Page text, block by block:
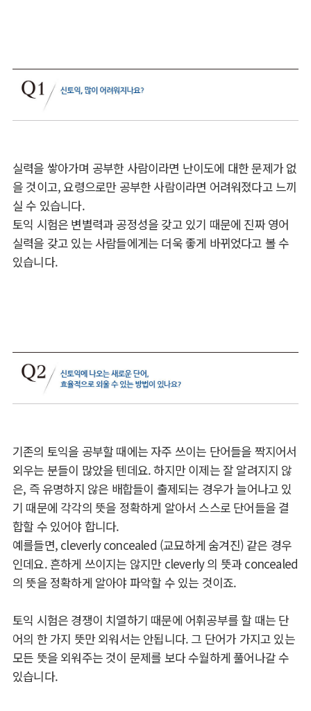
실력을 쌓아가며 공부한 사람이라면 난이도에 대한 문제가 없
을 것이고, 요령으로만 공부한 사람이라면 어려워졌다고 느끼
실 수 있습니다.
토익 시험은 변별력과 공정성을 갖고 있기 때문에 진짜 영어
실력을 갖고 있는 사람들에게는 더욱 좋게 바뀌었다고 볼 수
있습니다.
기존의 토익을 공부할 때에는 자주 쓰이는 단어들을 짝지어서
외우는 분들이 많았을 텐데요. 하지만 이제는 잘 알려지지 않
은, 즉 유명하지 않은 배합들이 출제되는 경우가 늘어나고 있
기 때문에 각각의 뜻을 정확하게 알아서 스스로 단어들을 결
합할 수 있어야 합니다.
예를들면, cleverly concealed (교묘하게 숨겨진) 같은 경우
인데요. 흔하게 쓰이지는 않지만 cleverly 의 뜻과 concealed
의 뜻을 정확하게 알아야 파악할 수 있는 것이죠.
토익 시험은 경쟁이 치열하기 때문에 어휘공부를 할 때는 단
어의 한 가지 뜻만 외워서는 안됩니다. 그 단어가 가지고 있는
모든 뜻을 외워주는 것이 문제를 보다 수월하게 풀어나갈 수
있습니다.